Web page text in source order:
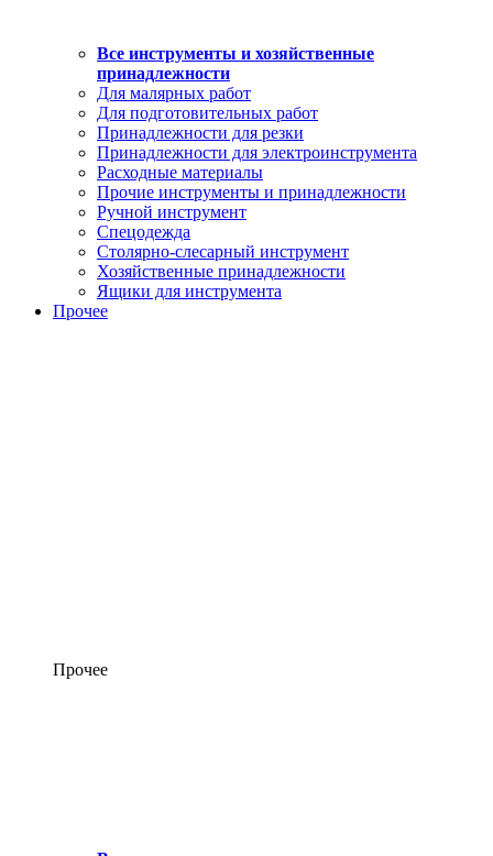
Все инструменты и хозяйственные
принадлежности
Для малярных работ
Для подготовительных работ
Принадлежности для резки
Принадлежности для электроинструмента
Расходные материалы
Прочие инструменты и принадлежности
Ручной инструмент
Спецодежда
Столярно-слесарный инструмент
Хозяйственные принадлежности
Ящики для инструмента
Прочее
Прочее